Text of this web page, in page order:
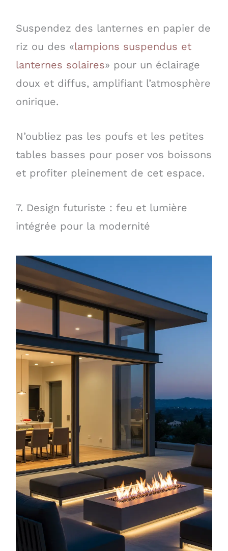
Suspendez des lanternes en papier de
riz ou des «lampions suspendus et
lanternes solaires» pour un éclairage
doux et diffus, amplifiant l’atmosphère
onirique.
N’oubliez pas les poufs et les petites
tables basses pour poser vos boissons
et profiter pleinement de cet espace.
7. Design futuriste : feu et lumière
intégrée pour la modernité